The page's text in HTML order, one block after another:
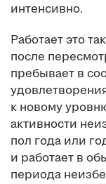
интенсивно.
Работает это
после
пребывает в
к новому
активности
пол года или
и работает в
периода